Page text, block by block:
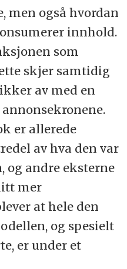
men også hvordan
innhold.
som
skjer samtidig
av med en
er allerede
av hva den var
og andre eksterne
mer
at hele den
og spesielt
er under et